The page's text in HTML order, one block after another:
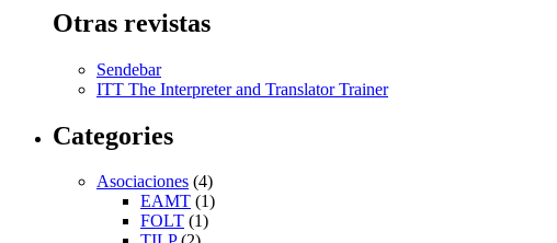
Otras revistas
Sendebar
ITT The Interpreter and Translator Trainer
Categories
Asociaciones (4)
EAMT (1)
FOLT (1)